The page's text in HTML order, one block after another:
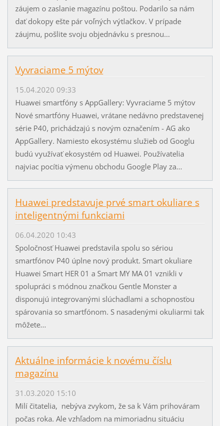
záujem o zaslanie magazínu poštou. Podarilo sa nám
dať dokopy ešte pár voľných výtlačkov. V prípade
záujmu, pošlite svoju objednávku s presnou...
Vyvraciame 5 mýtov
15.04.2020 09:33
Huawei smartfóny s AppGallery: Vyvraciame 5 mýtov
Nové smartfóny Huawei, vrátane nedávno predstavenej
série P40, prichádzajú s novým označením - AG ako
AppGallery. Namiesto ekosystému služieb od Googlu
budú využívať ekosystém od Huawei. Používatelia
najviac pocítia výmenu obchodu Google Play za...
Huawei predstavuje prvé smart okuliare s
inteligentnými funkciami
06.04.2020 10:43
Spoločnosť Huawei predstavila spolu so sériou
smartfónov P40 úplne nový produkt. Smart okuliare
Huawei Smart HER 01 a Smart MY MA 01 vznikli v
spolupráci s módnou značkou Gentle Monster a
disponujú integrovanými slúchadlami a schopnosťou
spárovania so smartfónom. S nasadenými okuliarmi tak
môžete...
Aktuálne informácie k novému číslu
magazínu
31.03.2020 15:10
Milí čitatelia, nebýva zvykom, že sa k Vám prihováram
počas roka. Ale vzhľadom na mimoriadnu situáciu